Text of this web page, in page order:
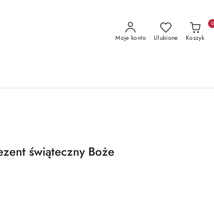
Moje konto Ulubione Koszyk
0
świąteczny Boże